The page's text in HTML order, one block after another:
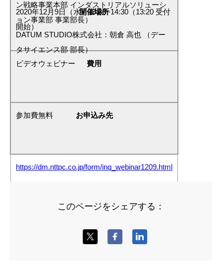
ン戦略事業本部 インダストリアルソリューシ
ョン事業部 事業部長）
DATUM STUDIO株式会社：朝倉 高也 （デー
タサイエンス部 部長）
2020年12月9日（水）13:30~14:30（13:20 受付
開始）
開催場所
ビデオウェビナー 費用
参加費無料 お申込み先
https://dm.nttpc.co.jp/form/inq_webinar1209.html
このページをシェアする：